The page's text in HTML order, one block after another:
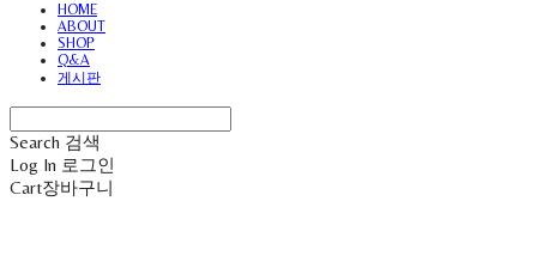
HOME
ABOUT
SHOP
Q&A
게시판
Search 검색
Log In 로그인
Cart장바구니